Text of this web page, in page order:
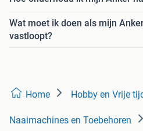
Wat moet ik doen als mijn
vastloopt?
Home Hobby en Vrije
Naaimachines en Toebehoren